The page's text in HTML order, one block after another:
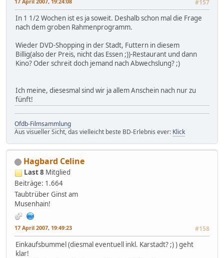
#157
In 1 1/2 Wochen ist es ja soweit. Deshalb schon mal die Frage
nach dem groben Rahmenprogramm.
Wieder DVD-Shopping in der Stadt, Futtern in diesem
Billig(also der Preis, nicht das Essen ;))-Restaurant und dann
Kino? Oder schreit doch jemand nach Abwechslung? ;)
Ich meine, diesesmal sind wir ja allem Anschein nach nur zu
fünft!
Ofdb-Filmsammlung
Aus visueller Sicht, das vielleicht beste BD-Erlebnis ever: Klick
Hagbard Celine
Last 8 Mitglied
Beiträge: 1.664
Taubtrüber Ginst am
Musenhain!
17 April 2007, 19:49:23 #158
Einkaufsbummel (diesmal eventuell inkl. Karstadt? ;) ) geht
klar!